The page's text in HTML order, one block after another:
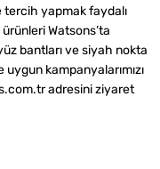
yapmak faydalı
Watsons’ta
bantları ve siyah nokta
kampanyalarımızı
adresini ziyaret